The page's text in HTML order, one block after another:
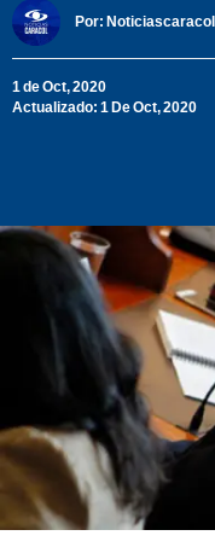
Por:
1 de Oct, 2020
Actualizado: 1 De Oct, 2020